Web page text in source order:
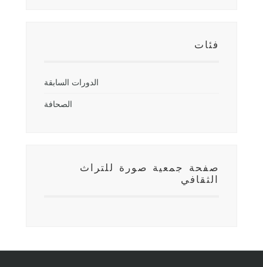
فئات
الدورات السابقة
الصحافة
صفحة جمعية صورة للتراث
الثقافي